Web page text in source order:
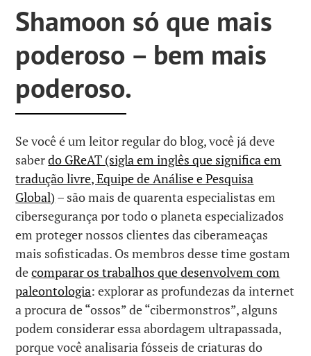
Shamoon só que mais
poderoso – bem mais
poderoso.
Se você é um leitor regular do blog, você já deve
saberdo GReAT (sigla em inglês que significa em
tradução livre, Equipe de Análise e Pesquisa
Global) – são mais de quarenta especialistas em
cibersegurança por todo o planeta especializados
em proteger nossos clientes das ciberameaças
mais sofisticadas. Os membros desse time gostam
decomparar os trabalhos que desenvolvem com
paleontologia: explorar as profundezas da internet
a procura de “ossos” de “cibermonstros”, alguns
podem considerar essa abordagem ultrapassada,
porque você analisaria fósseis de criaturas do